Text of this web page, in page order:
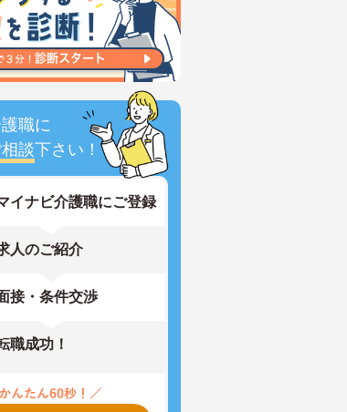
職に
談下さい！
イナビ介護職にご登録
人のご紹介
接・条件交渉
職成功！